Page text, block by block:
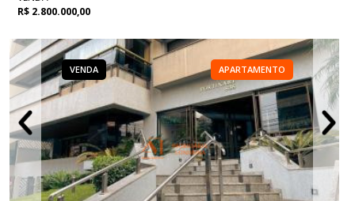
R$ 2.800.000,00
VENDA APARTAMENTO